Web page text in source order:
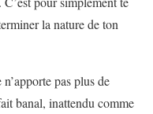
la nature de ton
n’apporte pas plus de
banal, inattendu comme